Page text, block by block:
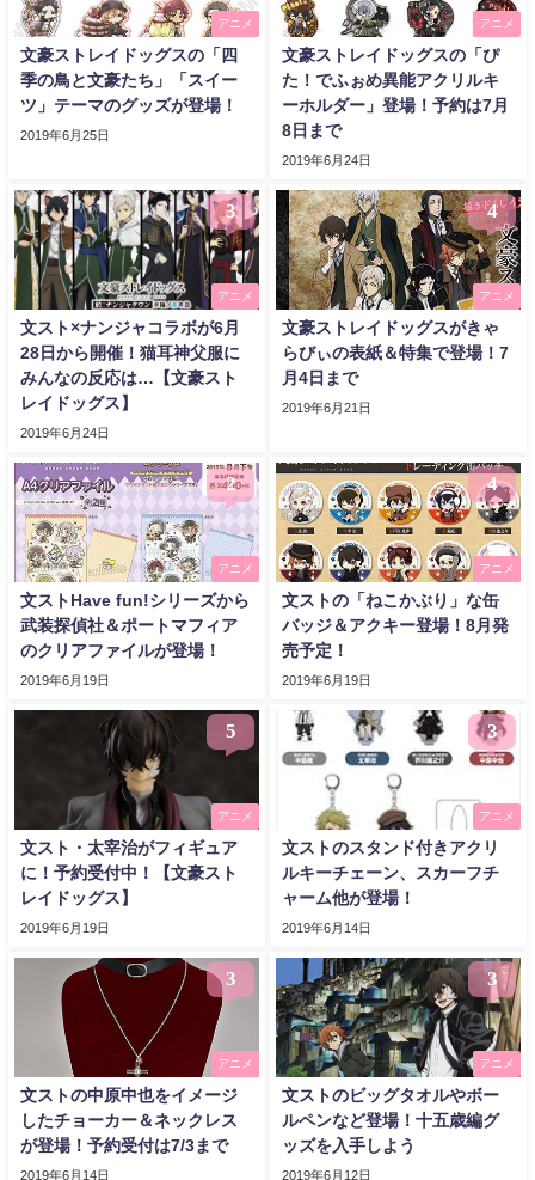
アニメ
文豪ストレイドッグスの「四
季の鳥と文豪たち」「スイー
ツ」テーマのグッズが登場！
2019年6月25日
アニメ
文豪ストレイドッグスの「ぴ
た！でふぉめ異能アクリルキ
ーホルダー」登場！予約は7月
8日まで
2019年6月24日
3
アニメ
文スト×ナンジャコラボが6月
28日から開催！猫耳神父服に
みんなの反応は…【文豪スト
レイドッグス】
2019年6月24日
4
アニメ
文豪ストレイドッグスがきゃ
らびぃの表紙＆特集で登場！7
月4日まで
2019年6月21日
2
アニメ
文ストHave fun!シリーズから
武装探偵社＆ポートマフィア
のクリアファイルが登場！
2019年6月19日
4
アニメ
文ストの「ねこかぶり」な缶
バッジ＆アクキー登場！8月発
売予定！
2019年6月19日
5
アニメ
文スト・太宰治がフィギュア
に！予約受付中！【文豪スト
レイドッグス】
2019年6月19日
3
アニメ
文ストのスタンド付きアクリ
ルキーチェーン、スカーフチ
ャーム他が登場！
2019年6月14日
3
アニメ
文ストの中原中也をイメージ
したチョーカー＆ネックレス
が登場！予約受付は7/3まで
2019年6月14日
3
アニメ
文ストのビッグタオルやボー
ルペンなど登場！十五歳編グ
ッズを入手しよう
2019年6月12日